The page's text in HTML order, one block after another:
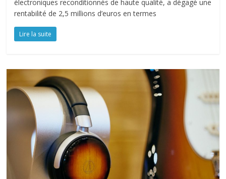
électroniques reconditionnés de haute qualité, a dégagé une
rentabilité de 2,5 millions d’euros en termes
Lire la suite